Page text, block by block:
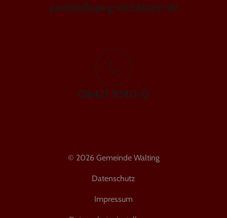
poststelle@vg-eichstaett.de
08421 9740-0
© 2026 Gemeinde Walting
Datenschutz
Impressum